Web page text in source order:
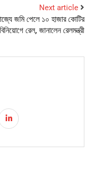
Next article
জমি পেলে ১০ হাজার কোটির
বিনিয়োগে রেল, জানালেন রেলমন্ত্রী